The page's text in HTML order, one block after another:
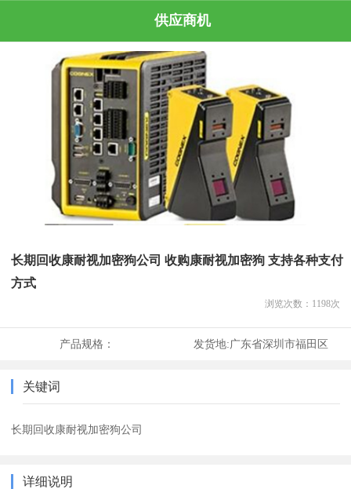
供应商机
长期回收康耐视加密狗公司 收购康耐视加密狗 支持各种支付
方式
浏览次数： 1198次
产品规格： 发货地:广东省深圳市福田区
关键词
长期回收康耐视加密狗公司
详细说明